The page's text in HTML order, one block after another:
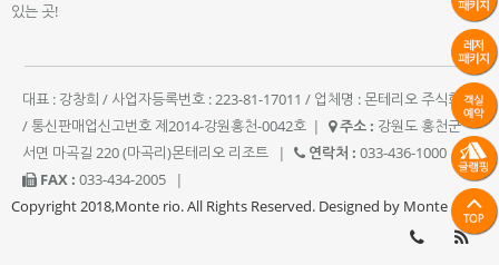
있는 곳!
대표 : 강창희 / 사업자등록번호 : 223-81-17011 / 업체명 : 몬테리오 주식회사
/ 통신판매업신고번호 제2014-강원홍천-0042호 | 주소 : 강원도 홍천군
서면 마곡길 220 (마곡리)몬테리오 리조트
| 연락처 : 033-436-1000
|
FAX : 033-434-2005
|
Copyright 2018,Monte rio. All Rights Reserved. Designed by Monte rio.